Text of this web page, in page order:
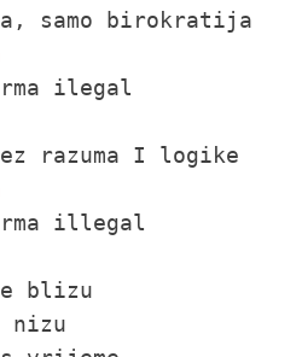
illegal
blizu
nizu